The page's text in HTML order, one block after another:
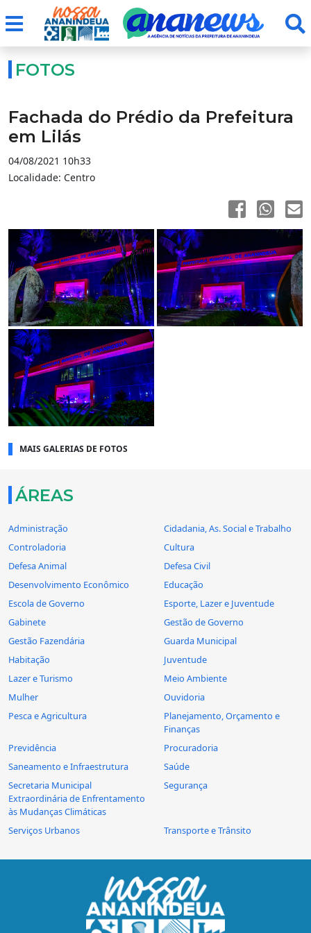
FOTOS
Fachada do Prédio da Prefeitura
em Lilás
04/08/2021 10h33
Localidade: Centro
MAIS GALERIAS DE FOTOS
ÁREAS
Administração
Cidadania, As. Social e Trabalho
Controladoria
Cultura
Defesa Animal
Defesa Civil
Desenvolvimento Econômico
Educação
Escola de Governo
Esporte, Lazer e Juventude
Gabinete
Gestão de Governo
Gestão Fazendária
Guarda Municipal
Habitação
Juventude
Lazer e Turismo
Meio Ambiente
Mulher
Ouvidoria
Pesca e Agricultura
Planejamento, Orçamento e
Finanças
Previdência
Procuradoria
Saneamento e Infraestrutura
Saúde
Secretaria Municipal
Extraordinária de Enfrentamento
às Mudanças Climáticas
Segurança
Serviços Urbanos Transporte e Trânsito